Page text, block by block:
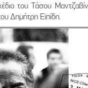
του Τάσου
Δημήτρη Εϊπίδη.